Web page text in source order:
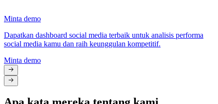
Minta demo
Dapatkan dashboard social media terbaik untuk analisis performa
social media kamu dan raih keunggulan kompetitif.
Minta demo